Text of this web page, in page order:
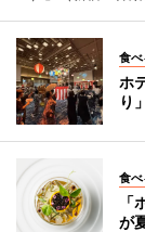
食べ
ホ
り
食べ
が